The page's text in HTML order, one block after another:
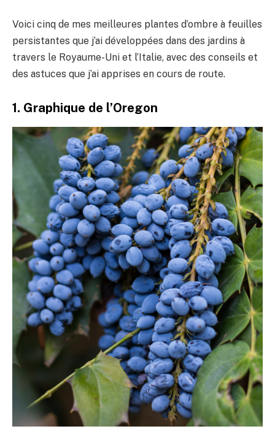
Voici cinq de mes meilleures plantes d’ombre à feuilles
persistantes que j’ai développées dans des jardins à
travers le Royaume-Uni et l’Italie, avec des conseils et
des astuces que j’ai apprises en cours de route.
1. Graphique de l’Oregon